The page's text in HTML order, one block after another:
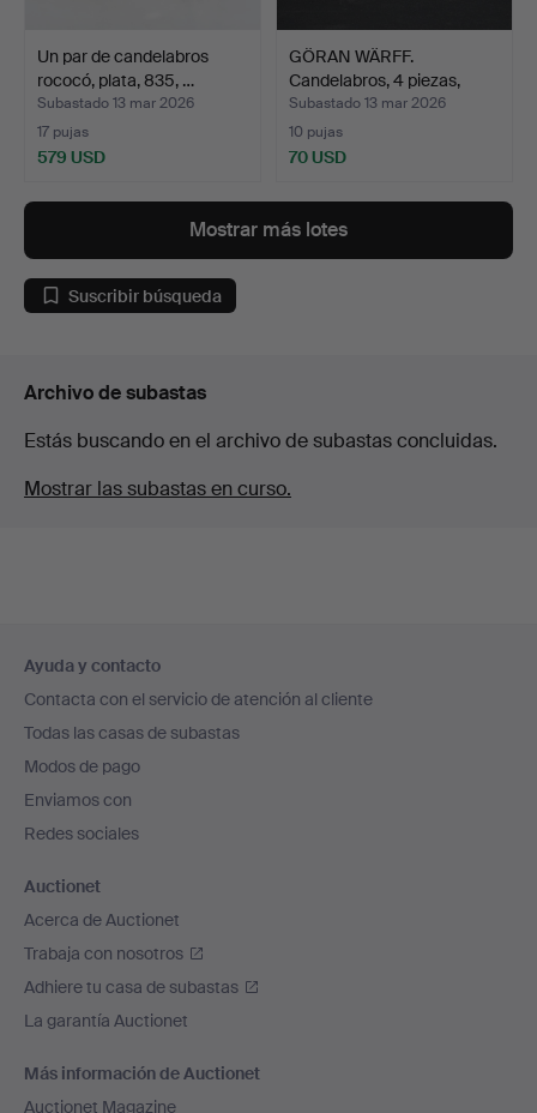
Un par de candelabros
rococó, plata, 835, …
Subastado 13 mar 2026
17 pujas
579 USD
GÖRAN WÄRFF.
Candelabros, 4 piezas,
vidrio…
Subastado 13 mar 2026
10 pujas
70 USD
Mostrar más lotes
Suscribir búsqueda
Archivo de subastas
Estás buscando en el archivo de subastas concluidas.
Mostrar las subastas en curso.
en
el
pie
de
página
Ayuda y contacto
Contacta con el servicio de atención al cliente
Todas las casas de subastas
Modos de pago
Enviamos con
Redes sociales
Auctionet
Acerca de Auctionet
Trabaja con nosotros
Adhiere tu casa de subastas
La garantía Auctionet
Más información de Auctionet
Auctionet Magazine